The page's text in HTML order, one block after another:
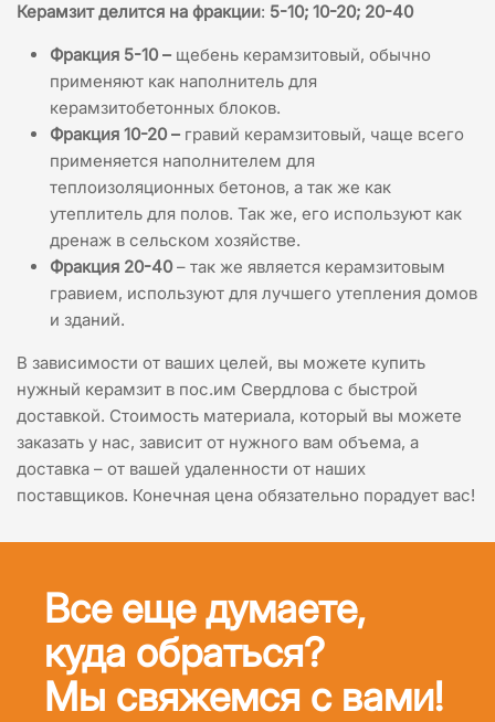
Керамзит делится на фракции: 5-10; 10-20; 20-40
Фракция 5-10 – щебень керамзитовый, обычно
применяют как наполнитель для
керамзитобетонных блоков.
Фракция 10-20 – гравий керамзитовый, чаще всего
применяется наполнителем для
теплоизоляционных бетонов, а так же как
утеплитель для полов. Так же, его используют как
дренаж в сельском хозяйстве.
Фракция 20-40– так же является керамзитовым
гравием, используют для лучшего утепления домов
и зданий.
В зависимости от ваших целей, вы можете купить
нужный керамзит в пос.им Свердлова с быстрой
доставкой. Стоимость материала, который вы можете
заказать у нас, зависит от нужного вам объема, а
доставка – от вашей удаленности от наших
поставщиков. Конечная цена обязательно порадует вас!
Все еще думаете,
куда обраться?
Мы свяжемся с вами!